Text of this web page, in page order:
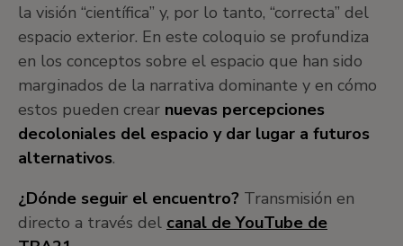
la visión “científica” y, por lo tanto, “correcta” del
espacio exterior. En este coloquio se profundiza
en los conceptos sobre el espacio que han sido
marginados de la narrativa dominante y en cómo
estos pueden crear nuevas percepciones
decoloniales del espacio y dar lugar a futuros
alternativos.
¿Dónde seguir el encuentro? Transmisión en
directo a través del canal de YouTube de